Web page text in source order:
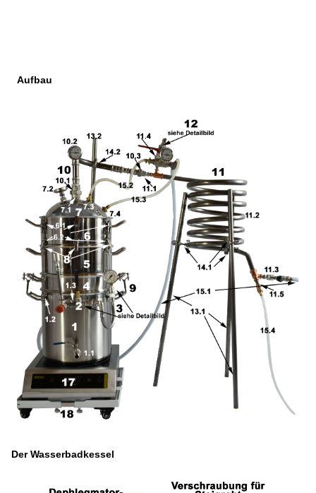
Aufbau
Der Wasserbadkessel